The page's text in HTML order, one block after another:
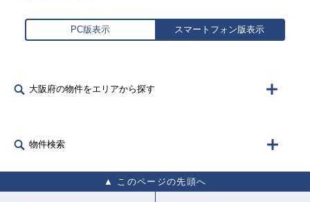
PC版表示 スマートフォン版表示
大阪府の物件をエリアから探す
物件検索
このページの先頭へ